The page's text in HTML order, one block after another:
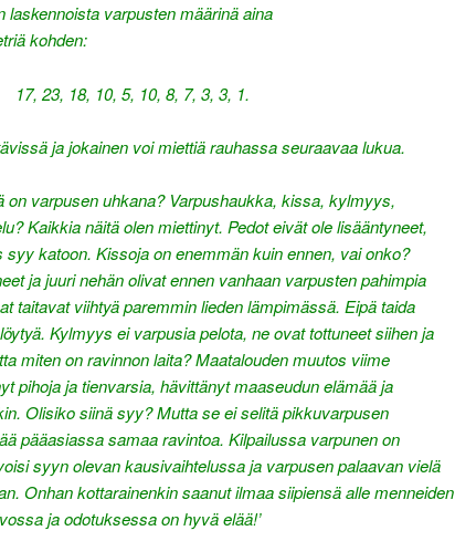
laskennoista varpusten määrinä aina
kohden:
17, 23, 18, 10, 5, 10, 8, 7, 3, 3, 1.
ja jokainen voi miettiä rauhassa seuraavaa lukua.
varpusen uhkana? Varpushaukka, kissa, kylmyys,
Kaikkia näitä olen miettinyt. Pedot eivät ole lisääntyneet,
syy katoon. Kissoja on enemmän kuin ennen, vai onko?
ja juuri nehän olivat ennen vanhaan varpusten pahimpia
taitavat viihtyä paremmin lieden lämpimässä. Eipä taida
Kylmyys ei varpusia pelota, ne ovat tottuneet siihen ja
miten on ravinnon laita? Maatalouden muutos viime
pihoja ja tienvarsia, hävittänyt maaseudun elämää ja
Olisiko siinä syy? Mutta se ei selitä pikkuvarpusen
pääasiassa samaa ravintoa. Kilpailussa varpunen on
syyn olevan kausivaihtelussa ja varpusen palaavan vielä
Onhan kottarainenkin saanut ilmaa siipiensä alle menneiden
ja odotuksessa on hyvä elää!’